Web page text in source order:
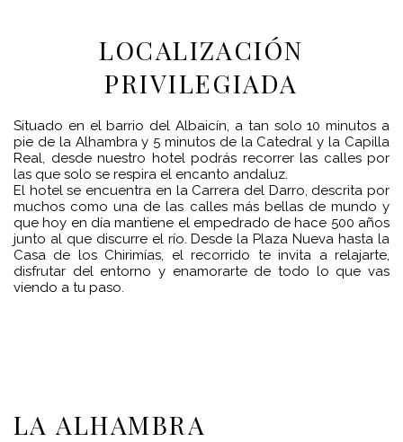
LOCALIZACIÓN
PRIVILEGIADA
Situado en el barrio del Albaicín, a tan solo 10 minutos a
pie de la Alhambra y 5 minutos de la Catedral y la Capilla
Real, desde nuestro hotel podrás recorrer las calles por
las que solo se respira el encanto andaluz.
El hotel se encuentra en la Carrera del Darro, descrita por
muchos como una de las calles más bellas de mundo y
que hoy en día mantiene el empedrado de hace 500 años
junto al que discurre el río. Desde la Plaza Nueva hasta la
Casa de los Chirimías, el recorrido te invita a relajarte,
disfrutar del entorno y enamorarte de todo lo que vas
viendo a tu paso.
LA ALHAMBRA